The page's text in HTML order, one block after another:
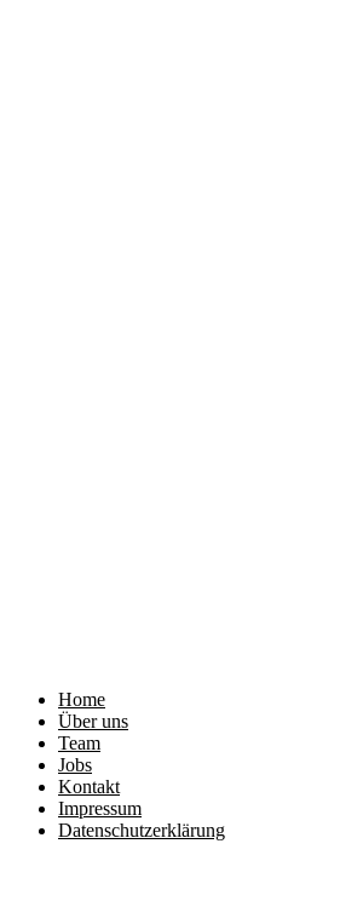
Home
Über uns
Team
Jobs
Kontakt
Impressum
Datenschutzerklärung